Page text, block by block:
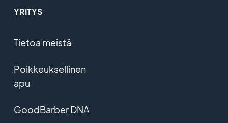
YRITYS
Tietoa meistä
Poikkeuksellinen
apu
GoodBarber DNA